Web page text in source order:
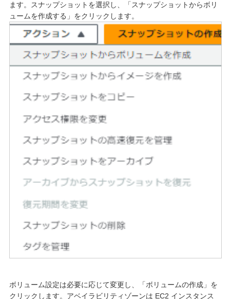
ます。スナップショットを選択し、「スナップショットからボリ
ュームを作成する」をクリックします。
ボリューム設定は必要に応じて変更し、「ボリュームの作成」を
クリックします。アベイラビリティゾーンは EC2 インスタンス